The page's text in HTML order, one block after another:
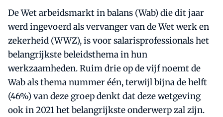
De Wet arbeidsmarkt in balans (Wab) die dit jaar
werd ingevoerd als vervanger van de Wet werk en
zekerheid (WWZ), is voor salarisprofessionals het
belangrijkste beleidsthema in hun
werkzaamheden. Ruim drie op de vijf noemt de
Wab als thema nummer één, terwijl bijna de helft
(46%) van deze groep denkt dat deze wetgeving
ook in 2021 het belangrijkste onderwerp zal zijn.